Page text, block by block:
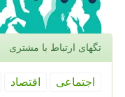
تگهای ارتباط با مشتری
اجتماعی اقتصاد